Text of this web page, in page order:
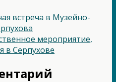
встреча в Музейно-
мероприятие,
в Серпухове